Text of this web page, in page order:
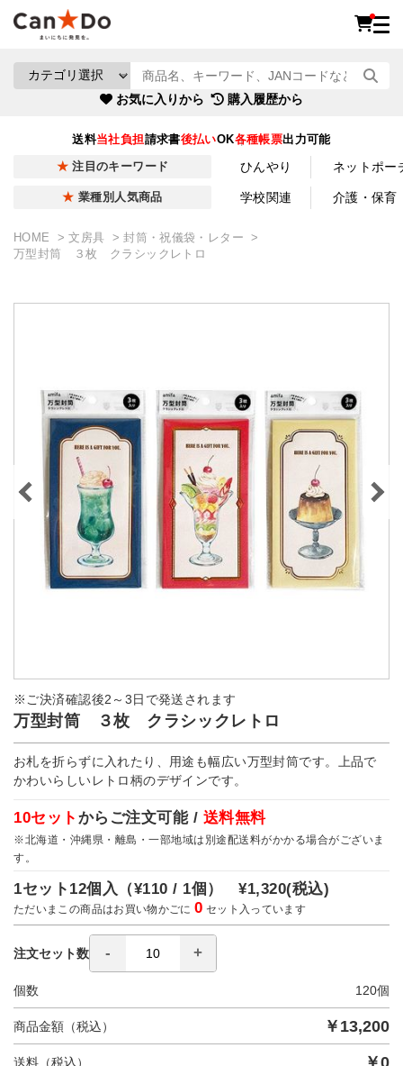
お気に入りから 購入履歴から
送料当社負担請求書後払いOK各種帳票出力可能
注目のキーワード ひんやり ネットポー
業種別人気商品 学校関連 介護・保育
HOME 文房具
封筒・祝儀袋・レター
万型封筒 ３枚 クラシックレトロ
※ご決済確認後2～3日で発送されます
万型封筒 ３枚 クラシックレトロ
お札を折らずに入れたり、用途も幅広い万型封筒です。上品で
かわいらしいレトロ柄のデザインです。
10セット からご注文可能 / 送料無料
※北海道・沖縄県・離島・一部地域は別途配送料がかかる場合がございま
す。
1セット12個入（¥110 / 1個）¥1,320(税込)
ただいまこの商品はお買い物かごに0 セット入っています
注文セット数
個数 120個
商品金額（税込） ￥ 13,200
送料（税込） ￥0